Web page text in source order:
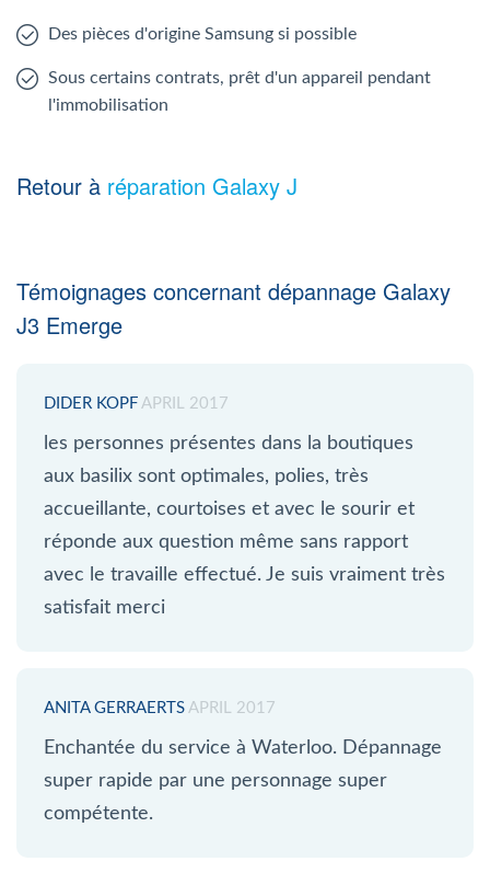
Des pièces d'origine Samsung si possible
Sous certains contrats, prêt d'un appareil pendant
l'immobilisation
Retour à réparation Galaxy J
Témoignages concernant dépannage Galaxy
J3 Emerge
DIDER KOPF APRIL 2017
les personnes présentes dans la boutiques
aux basilix sont optimales, polies, très
accueillante, courtoises et avec le sourir et
réponde aux question même sans rapport
avec le travaille effectué. Je suis vraiment très
satisfait merci
ANITA GERRAERTS APRIL 2017
Enchantée du service à Waterloo. Dépannage
super rapide par une personnage super
compétente.